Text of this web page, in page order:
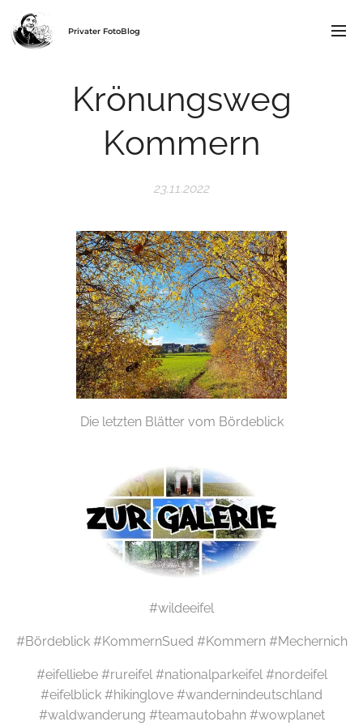
Privater FotoBlog
Krönungsweg
Kommern
23.11.2022
Die letzten Blätter vom Bördeblick
#wildeeifel
#Bördeblick #KommernSued #Kommern #Mechernich
#eifelliebe #rureifel #nationalparkeifel #nordeifel
#eifelblick #hikinglove #wandernindeutschland
#waldwanderung #teamautobahn #wowplanet